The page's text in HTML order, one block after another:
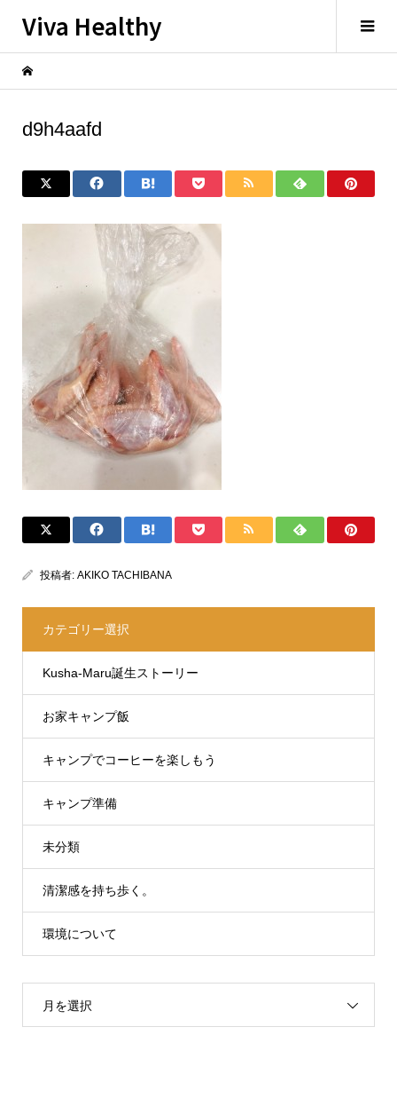
Viva Healthy
d9h4aafd
投稿者: AKIKO TACHIBANA
カテゴリー選択
Kusha-Maru誕生ストーリー
お家キャンプ飯
キャンプでコーヒーを楽しもう
キャンプ準備
未分類
清潔感を持ち歩く。
環境について
月を選択